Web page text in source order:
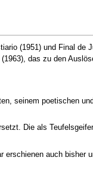
(1951) und Final de
das zu den
seinem poetischen
Die als
auch bisher